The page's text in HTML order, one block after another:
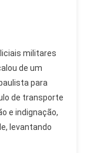
militares
de um
para
de transporte
e indignação,
levantando